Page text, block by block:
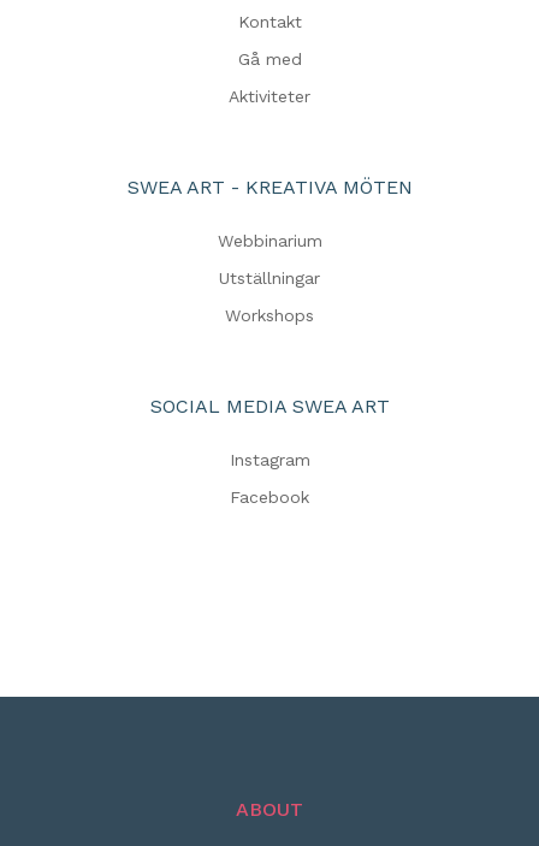
Kontakt
Gå med
Aktiviteter
SWEA ART - KREATIVA MÖTEN
Webbinarium
Utställningar
Workshops
SOCIAL MEDIA SWEA ART
Instagram
Facebook
ABOUT